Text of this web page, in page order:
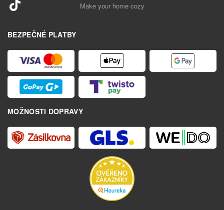
Make your home cozy
BEZPEČNÉ PLATBY
MOŽNOSTI DOPRAVY